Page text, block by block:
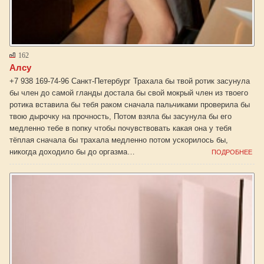
162
Алсу
+7 938 169-74-96 Санкт-Петербург Трахала бы твой ротик засунула
бы член до самой гланды достала бы свой мокрый член из твоего
ротика вставила бы тебя раком сначала пальчиками проверила бы
твою дырочку на прочность, Потом взяла бы засунула бы его
медленно тебе в попку чтобы почувствовать какая она у тебя
тёплая сначала бы трахала медленно потом ускорилось бы,
никогда доходило бы до оргазма…
ПОДРОБНЕЕ